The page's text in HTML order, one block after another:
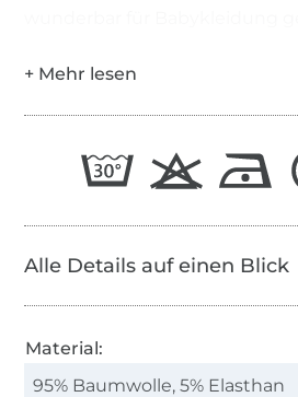
Alle Details auf einen Blick
Material:
95% Baumwolle, 5% Elasthan